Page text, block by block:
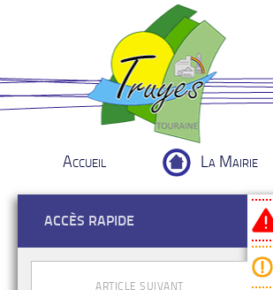
Accueil La Mairie
ACCÈS RAPIDE
ARTICLE SUIVANT